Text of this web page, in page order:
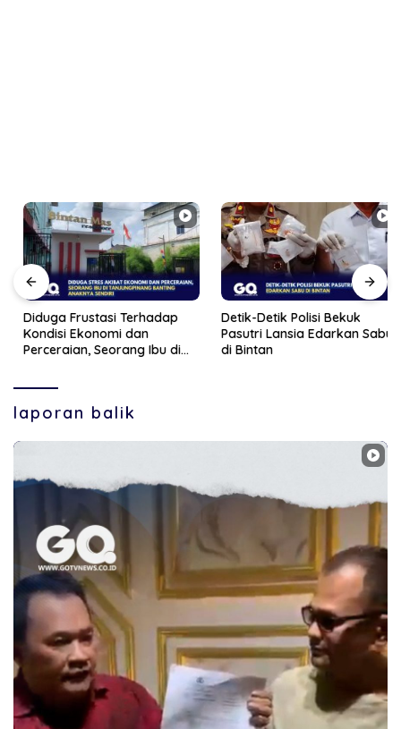
Diduga Frustasi Terhadap
Kondisi Ekonomi dan
Perceraian, Seorang Ibu di
Detik-Detik Polisi Bekuk
Pasutri Lansia Edarkan Sabu
di Bintan
laporan balik